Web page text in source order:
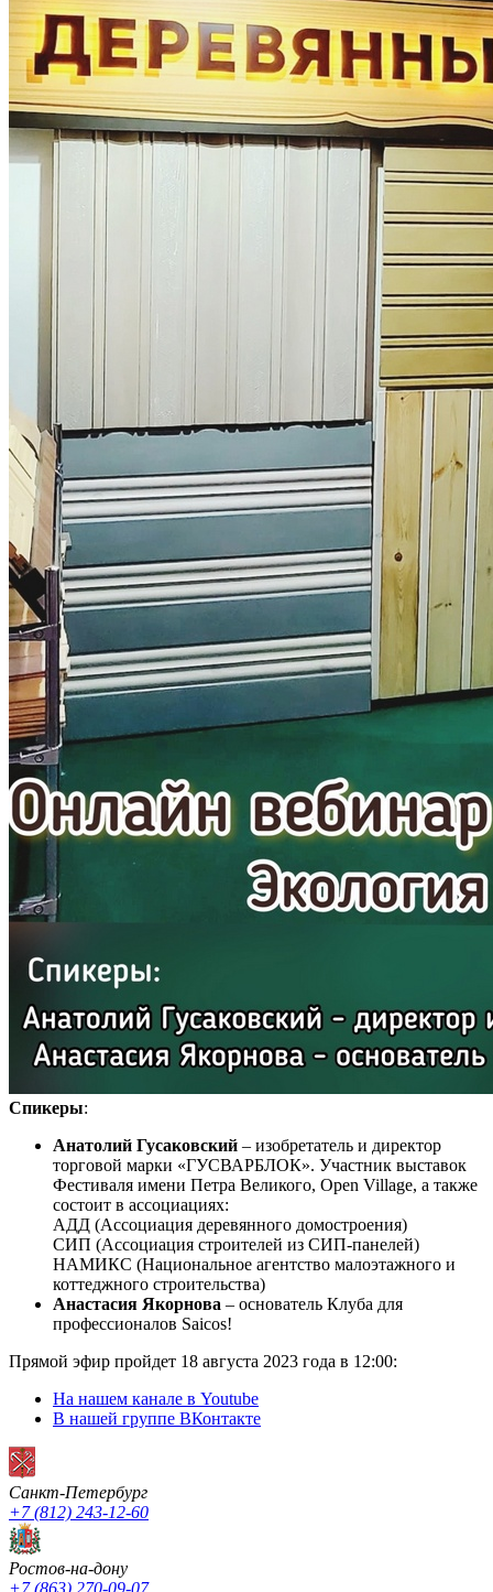
Спикеры:
Анатолий Гусаковский – изобретатель и директор
торговой марки «ГУСВАРБЛОК». Участник выставок
Фестиваля имени Петра Великого, Open Village, а также
состоит в ассоциациях:
АДД (Ассоциация деревянного домостроения)
СИП (Ассоциация строителей из СИП-панелей)
НАМИКС (Национальное агентство малоэтажного и
коттеджного строительства)
Анастасия Якорнова – основатель Клуба для
профессионалов Saicos!
Прямой эфир пройдет 18 августа 2023 года в 12:00:
На нашем канале в Youtube
В нашей группе ВКонтакте
Санкт-Петербург
+7 (812) 243-12-60
Ростов-на-дону